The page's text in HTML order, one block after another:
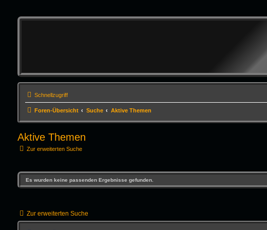
Schnellzugriff
Foren-Übersicht Suche Aktive Themen
Aktive Themen
Zur erweiterten Suche
Es wurden keine passenden Ergebnisse gefunden.
Zur erweiterten Suche